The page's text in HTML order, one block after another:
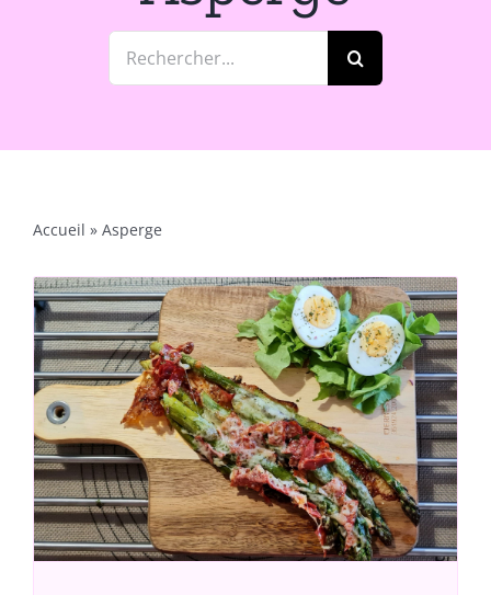
Rechercher:
Accueil » Asperge